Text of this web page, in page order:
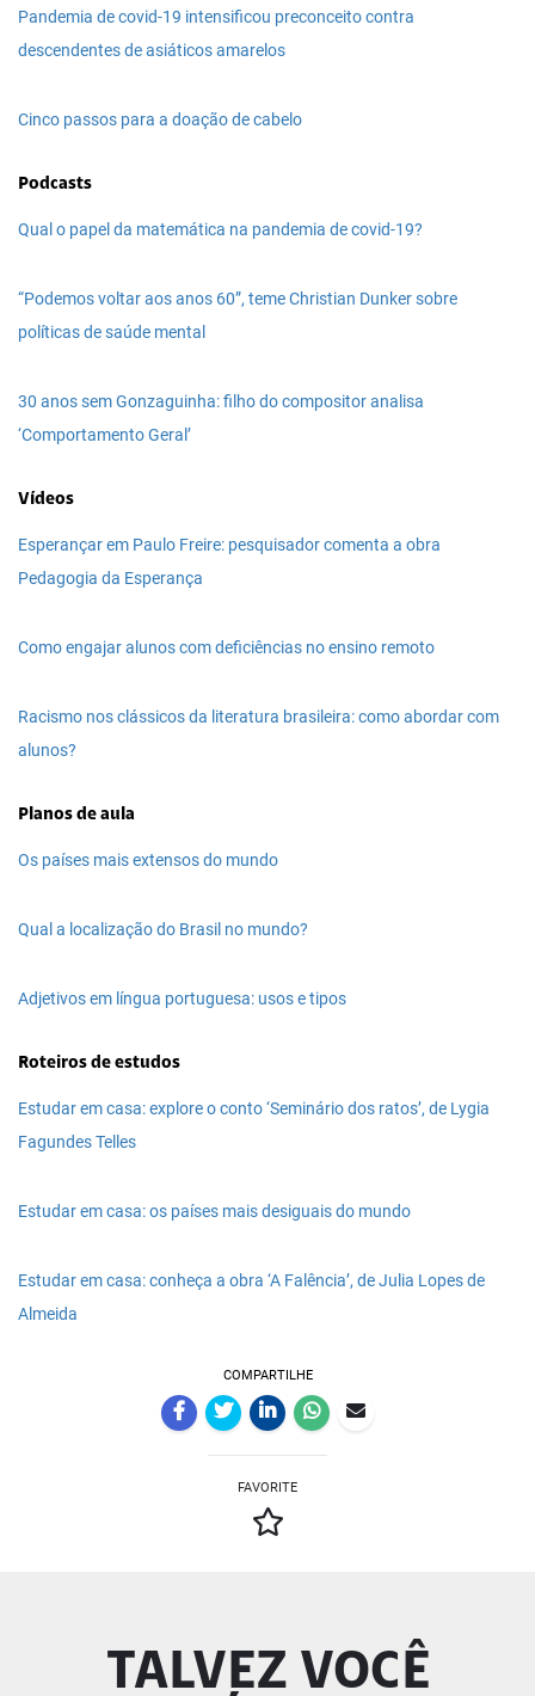
Pandemia de covid-19 intensificou preconceito contra
descendentes de asiáticos amarelos
Cinco passos para a doação de cabelo
Podcasts
Qual o papel da matemática na pandemia de covid-19?
“Podemos voltar aos anos 60”, teme Christian Dunker sobre
políticas de saúde mental
30 anos sem Gonzaguinha: filho do compositor analisa
‘Comportamento Geral’
Vídeos
Esperançar em Paulo Freire: pesquisador comenta a obra
Pedagogia da Esperança
Como engajar alunos com deficiências no ensino remoto
Racismo nos clássicos da literatura brasileira: como abordar com
alunos?
Planos de aula
Os países mais extensos do mundo
Qual a localização do Brasil no mundo?
Adjetivos em língua portuguesa: usos e tipos
Roteiros de estudos
Estudar em casa: explore o conto ‘Seminário dos ratos’, de Lygia
Fagundes Telles
Estudar em casa: os países mais desiguais do mundo
Estudar em casa: conheça a obra ‘A Falência’, de Julia Lopes de
Almeida
COMPARTILHE
FAVORITE
TALVEZ VOCÊ